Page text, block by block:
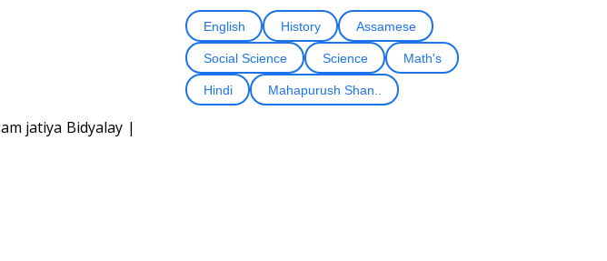
jatiya Bidyalay |
English History Assamese
Social Science Science Math's
Hindi Mahapurush Shan..